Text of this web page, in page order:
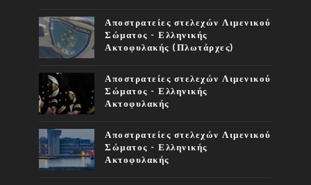
Αποστρατείες στελεχών Λιμενικού
Σώματος - Ελληνικής
Ακτοφυλακής (Πλωτάρχες)
Αποστρατείες στελεχών Λιμενικού
Σώματος - Ελληνικής
Ακτοφυλακής
Αποστρατείες στελεχών Λιμενικού
Σώματος - Ελληνικής
Ακτοφυλακής